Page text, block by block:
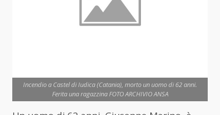
Incendio a Castel di Iudica (Catania), morto un uomo di 62 anni.
Ferita una ragazzina FOTO ARCHIVIO ANSA